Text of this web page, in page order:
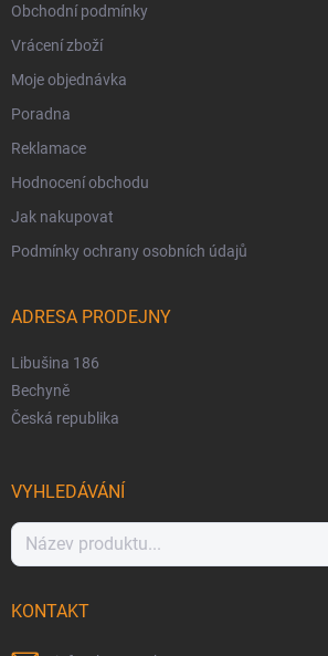
Obchodní podmínky
Vrácení zboží
Moje objednávka
Poradna
Reklamace
Hodnocení obchodu
Jak nakupovat
Podmínky ochrany osobních údajů
ADRESA PRODEJNY
Libušina 186
Bechyně
Česká republika
VYHLEDÁVÁNÍ
KONTAKT